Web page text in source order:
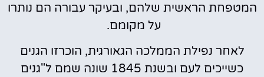
המטפחת הראשית שלהם, ובעיקר עבורה הם נותרו
על מקומם.
לאחר נפילת הממלכה הגאורגית, הוכרזו הגנים
כשייכים לעם ובשנת 1845 שונה שמם ל"גנים